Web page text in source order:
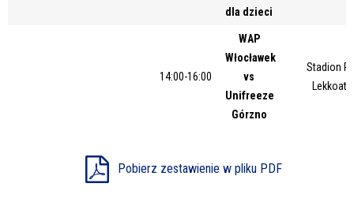
dla dzieci
14:00-16:00
WAP
Włocławek
vs
Unifreeze
Górzno
Stadion
Pobierz zestawienie w pliku PDF